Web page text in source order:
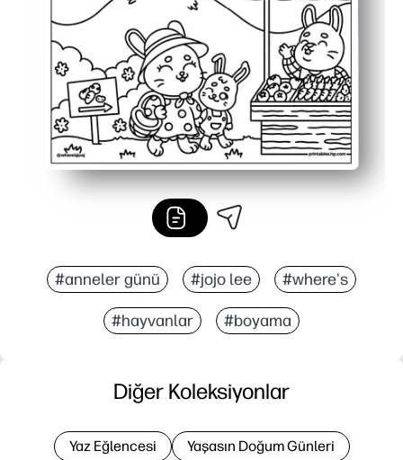
Hatıra hazır - tarihlendirin ve annem için tatlı bir anı
#anneler günü #jojo lee #where's
#hayvanlar #boyama
Diğer Koleksiyonlar
Yaz Eğlencesi Yaşasın Doğum Günleri